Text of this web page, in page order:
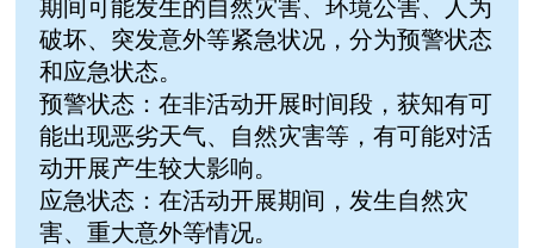
期间可能发生的自然灾害、环境公害、人为
破坏、突发意外等紧急状况，分为预警状态
和应急状态。
预警状态：在非活动开展时间段，获知有可
能出现恶劣天气、自然灾害等，有可能对活
动开展产生较大影响。
应急状态：在活动开展期间，发生自然灾
害、重大意外等情况。